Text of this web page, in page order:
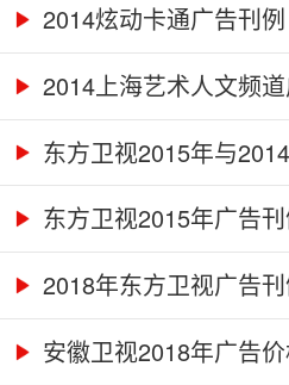
2014炫动卡通广告刊例
2014上海艺术人文频
东方卫视2015年与
东方卫视2015年广告
2018年东方卫视广告
安徽卫视2018年广告